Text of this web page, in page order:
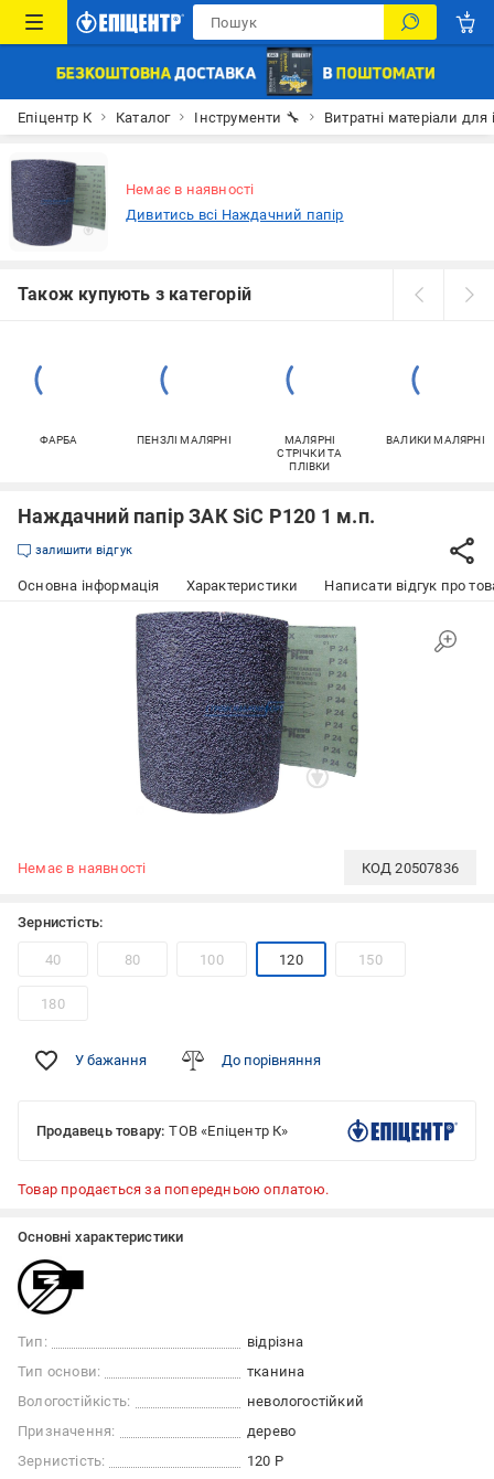
Епіцентр К Каталог Інструменти 🔧 Витратні матеріали для
Немає в наявності
Дивитись всі Наждачний папір
Також купують з категорій
ФАРБА ПЕНЗЛІ МАЛЯРНІ
МАЛЯРНІ
СТРІЧКИ ТА
ПЛІВКИ
ВАЛИКИ МАЛЯРНІ
Наждачний папір ЗАК SiC P120 1 м.п.
залишити відгук
Основна інформація Характеристики Написати відгук про
Немає в наявності КОД20507836
Зернистість:
40 80 100 120 150
180
У бажання До порівняння
Продавець товару: ТОВ «Епіцентр К»
Товар продається за попередньою оплатою.
Основні характеристики
Тип:
відрізна
Тип основи:
тканина
Вологостійкість:
невологостійкий
Призначення:
дерево
Зернистість:
120 Р